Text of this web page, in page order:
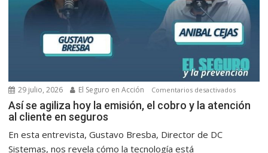
29 julio, 2026 El Seguro en Acción Comentarios desactivadosen
Así
Así se agiliza hoy la emisión, el cobro y la atención
al cliente en seguros
En esta entrevista, Gustavo Bresba, Director de DC
Sistemas, nos revela cómo la tecnología está